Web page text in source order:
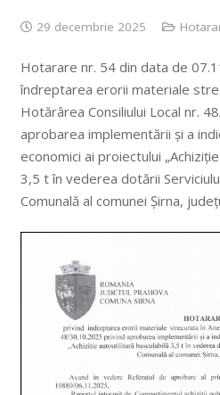
29 decembrie 2025
Hotarare nr. 54 din data de
îndreptarea erorii materiale
Hotărârea Consiliului Local nr.
aprobarea implementării și a
economici ai proiectului
3,5 t în vederea dotării
Comunală al comunei Șirna,